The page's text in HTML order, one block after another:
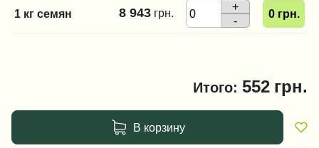
1 кг семян 8 943 грн.
+
-
0 грн.
Итого: 552 грн.
В корзину